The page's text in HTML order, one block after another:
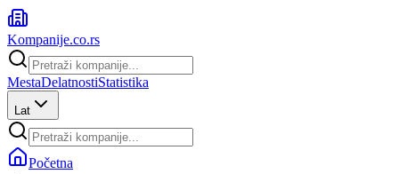
Kompanije.co.rs
MestaDelatnostiStatistika
Lat
Početna